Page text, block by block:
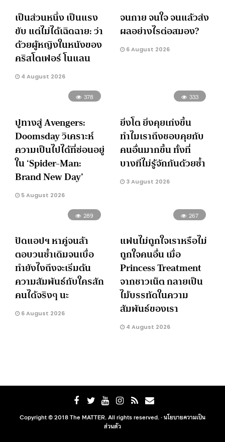
เป็นส่วนหนึ่ง เป็นแรง
ขับ แต่ไม่ได้เฉิดฉาย: ว่า
ด้วยผู้หญิงในหนังของ
คริสโตเฟอร์ โนแลน
4 August 2026
จนกาย จนใจ จนแล้วส่ง
ผลอย่างไรต่อสมอง?
6 August 2026
378
ปูทางสู่ Avengers:
Doomsday วิเคราะห์
ความเป็นไปได้ที่ซ่อนอยู่
ใน ‘Spider-Man:
Brand New Day’
5 August 2026
333
ยิ่งโต ยิ่งคุยเก่งขึ้น
ทำไมเราถึงชอบคุยกับ
คนอื่นมากขึ้น ทั้งที่
บางทีไม่รู้จักกันด้วยซ้ำ
3 August 2026
289
ปัดแอปฯ หาคู่จนล้า
ตอบวนซ้ำเดิมจนเบื่อ
ทำยังไงถึงจะเริ่มต้น
ความสัมพันธ์กับใครสัก
คนได้จริงๆ นะ
6 August 2026
267
แฟนไม่ถูกใจเราหรือไม่
ถูกใจคนอื่น เมื่อ
Princess Treatment
จากชาวเน็ต กลายเป็น
ไม้บรรทัดในความ
สัมพันธ์ของเรา
4 August 2026
Copyright © 2018 The MATTER. All rights reserved. ·นโยบายความเป็น
ส่วนตัว